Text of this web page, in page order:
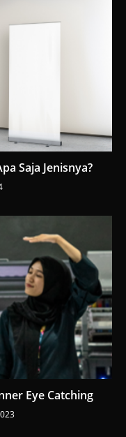
Saja Jenisnya?
Eye Catching